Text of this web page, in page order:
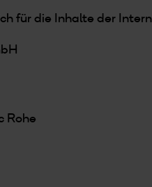
für die Inhalte der
Rohe